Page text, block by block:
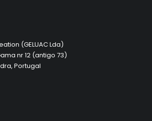
(GELUAC Lda)
nr 12 (antigo 73)
Portugal